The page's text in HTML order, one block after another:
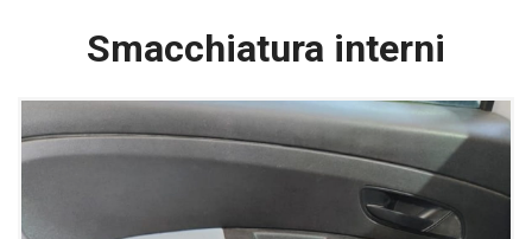
Smacchiatura interni